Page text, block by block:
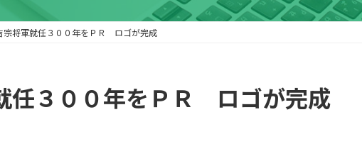
宗将軍就任３００年をＰＲ ロゴが完成
任３００年をＰＲ ロゴが完成